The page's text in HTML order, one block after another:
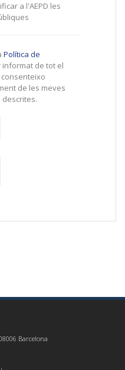
a l'AEPD les
Política de
informat de tot el
de les meves
Barcelona